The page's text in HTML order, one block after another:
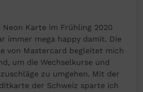
Neon Karte im Frühling 2020
immer mega happy damit. Die
von Mastercard begleitet mich
um die Wechselkurse und
zu umgehen. Mit der
der Schweiz sparte ich